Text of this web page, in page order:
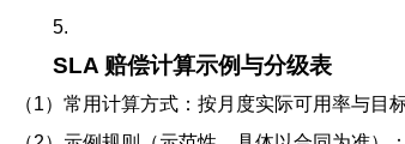
5.
SLA 赔偿计算示例与分级表
（1）常用计算方式：按月度实际可用率与目